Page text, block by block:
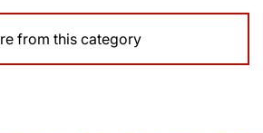
from this category